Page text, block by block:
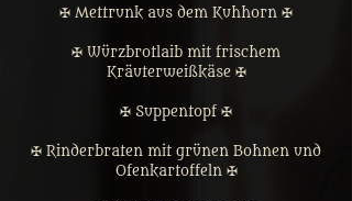
✠ Mettrunk aus dem Kuhhorn ✠
✠ Würzbrotlaib mit frischem
Kräuterweißkäse ✠
✠ Suppentopf ✠
✠ Rinderbraten mit grünen Bohnen und
Ofenkartoffeln ✠